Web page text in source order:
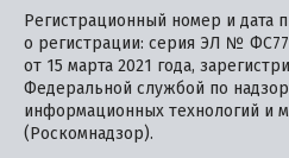
Регистрационный номер и дата
о регистрации: серия ЭЛ №
от 15 марта 2021 года,
Федеральной службой по
информационных технологий и
(Роскомнадзор).